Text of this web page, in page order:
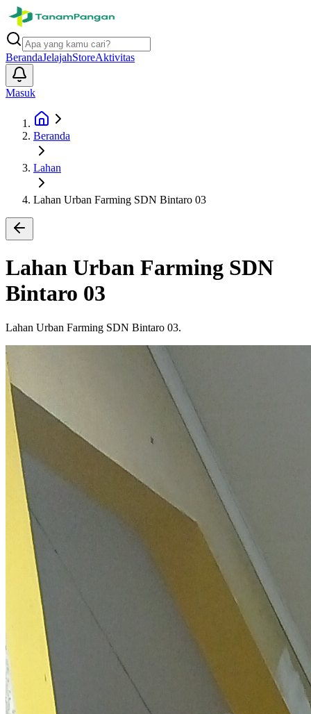
BerandaJelajahStoreAktivitas
Masuk
Beranda
Lahan
Lahan Urban Farming SDN Bintaro 03
Lahan Urban Farming SDN
Bintaro 03
Lahan Urban Farming SDN Bintaro 03.